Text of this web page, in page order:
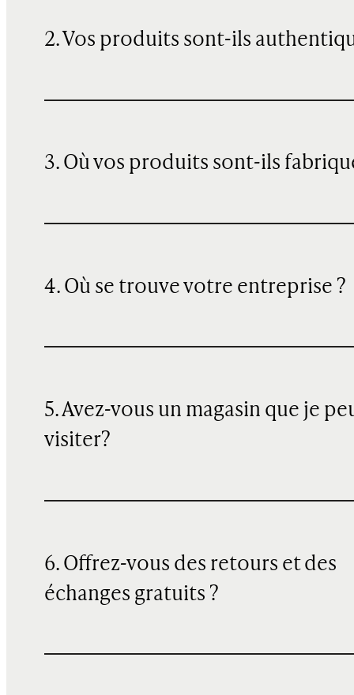
2. Vos produits sont-ils
3. Où vos produits sont-ils
4. Où se trouve votre entreprise ?
5. Avez-vous un magasin que je
visiter?
6. Offrez-vous des retours et des
échanges gratuits ?